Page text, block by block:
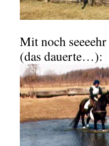
Mit noch
(das dauerte…):